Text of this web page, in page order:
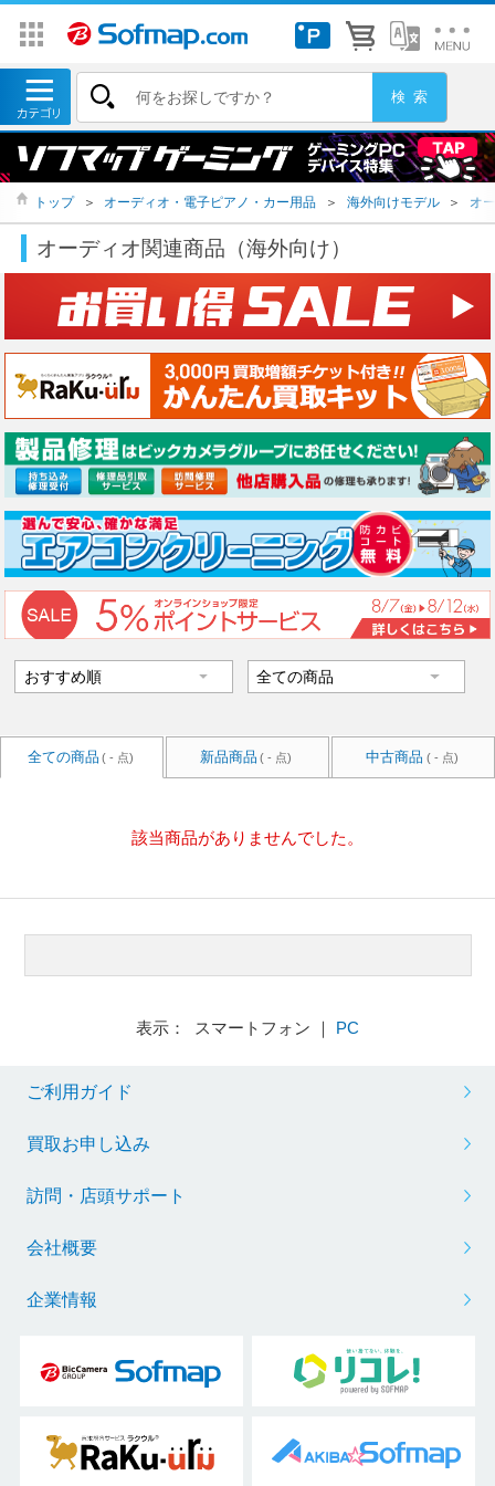
トップ ＞ オーディオ・電子ピアノ・カー用品 ＞ 海外向けモデル ＞ オ
オーディオ関連商品（海外向け）
全ての商品 ( - 点) 新品商品 ( - 点) 中古商品 ( - 点)
該当商品がありませんでした。
表示： スマートフォン ｜ PC
ご利用ガイド
買取お申し込み
訪問・店頭サポート
会社概要
企業情報